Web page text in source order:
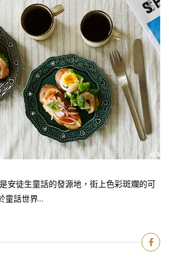
安徒生童話的發源地，街上色彩斑斕的可
童話世界...